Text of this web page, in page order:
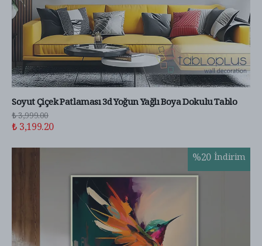
Soyut Çiçek Patlaması 3d Yoğun Yağlı Boya Dokulu Tablo
₺ 3,999.00
₺ 3,199.20
%20 İndirim